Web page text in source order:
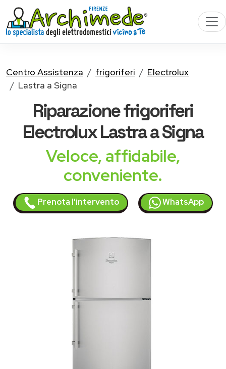
Centro Assistenza frigoriferi
Electrolux
Lastra a Signa
Riparazionefrigoriferi
ElectroluxLastra a Signa
Veloce, affidabile,
conveniente.
Prenota l'intervento WhatsApp